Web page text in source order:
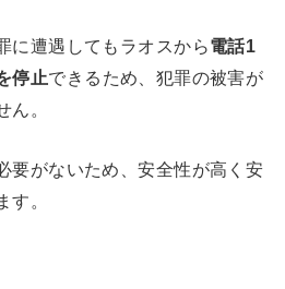
に遭遇してもラオスから電話1
停止できるため、犯罪の被害が
ん。
要がないため、安全性が高く安
す。